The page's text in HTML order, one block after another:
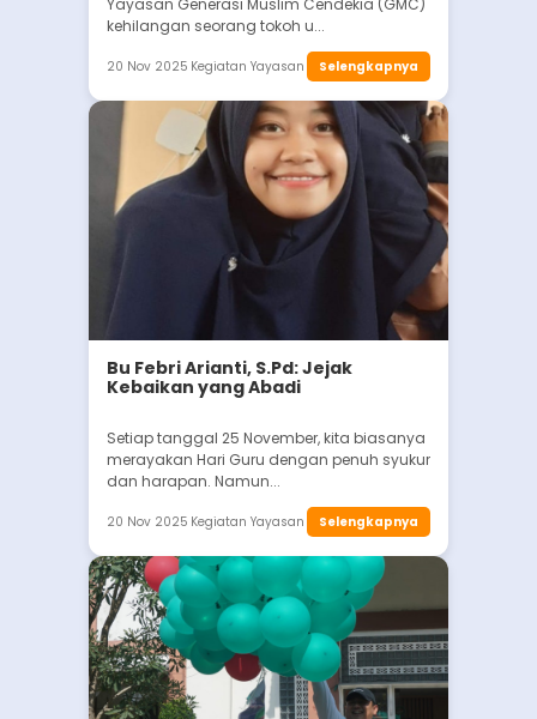
Yayasan Generasi Muslim Cendekia (GMC)
kehilangan seorang tokoh u...
20 Nov 2025 Kegiatan Yayasan Selengkapnya
Bu Febri Arianti, S.Pd: Jejak
Kebaikan yang Abadi
Setiap tanggal 25 November, kita biasanya
merayakan Hari Guru dengan penuh syukur
dan harapan. Namun...
20 Nov 2025 Kegiatan Yayasan Selengkapnya